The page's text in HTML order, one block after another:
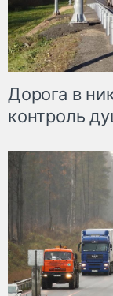
Дорога в
контроль